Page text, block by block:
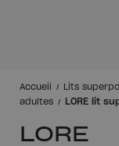
Accueil Lits
adultes
LORE lit
LORE